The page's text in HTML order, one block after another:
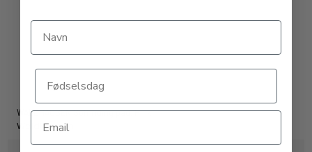
WALDHAUSEN Soft riding pad. Pink
Waldhausen